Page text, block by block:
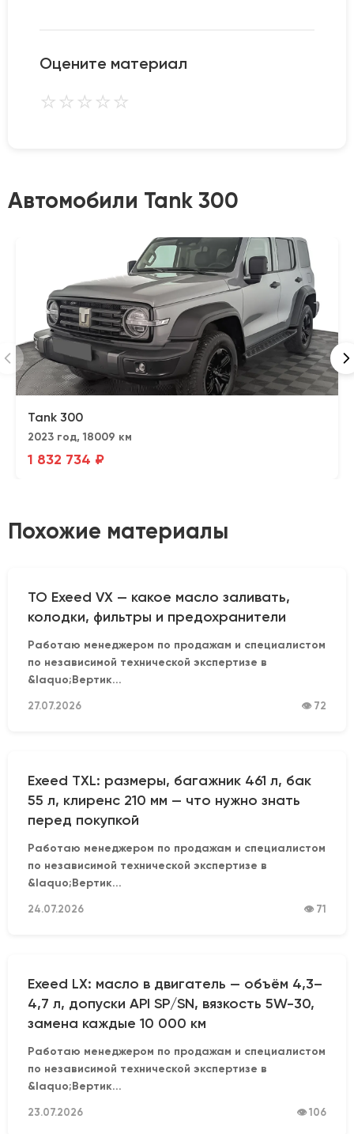
Оцените материал
⭐⭐⭐⭐⭐
Автомобили Tank 300
Tank 300
2023 год, 18009 км
1 832 734 ₽
Похожие материалы
ТО Exeed VX — какое масло заливать,
колодки, фильтры и предохранители
Работаю менеджером по продажам и специалистом
по независимой технической экспертизе в
&laquo;Вертик...
27.07.2026 👁 72
Exeed TXL: размеры, багажник 461 л, бак
55 л, клиренс 210 мм — что нужно знать
перед покупкой
Работаю менеджером по продажам и специалистом
по независимой технической экспертизе в
&laquo;Вертик...
24.07.2026 👁 71
Exeed LX: масло в двигатель — объём 4,3–
4,7 л, допуски API SP/SN, вязкость 5W-30,
замена каждые 10 000 км
Работаю менеджером по продажам и специалистом
по независимой технической экспертизе в
&laquo;Вертик...
23.07.2026 👁 106